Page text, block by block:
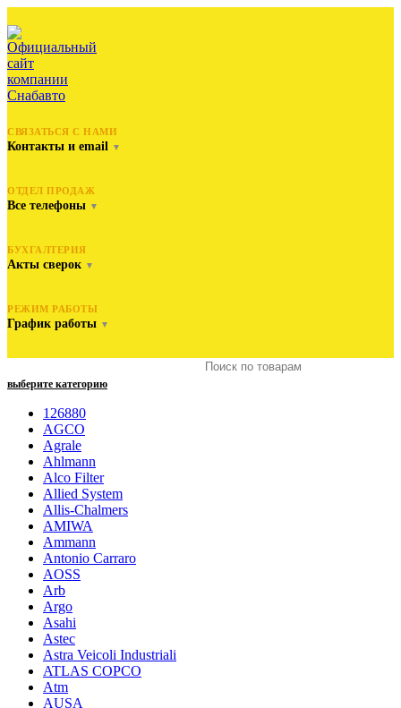
СВЯЗАТЬСЯ С НАМИ
Контакты и email ▼
ОТДЕЛ ПРОДАЖ
Все телефоны ▼
БУХГАЛТЕРИЯ
Акты сверок ▼
РЕЖИМ РАБОТЫ
График работы ▼
выберите категорию
126880
AGCO
Agrale
Ahlmann
Alco Filter
Allied System
Allis-Chalmers
AMIWA
Ammann
Antonio Carraro
AOSS
Arb
Argo
Asahi
Astec
Astra Veicoli Industriali
ATLAS COPCO
Atm
AUSA